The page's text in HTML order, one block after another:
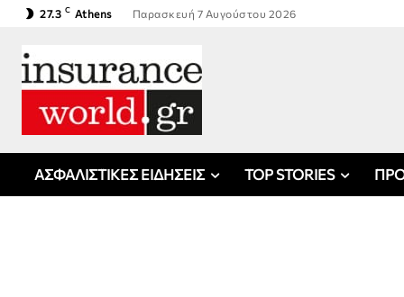
27.3 C Athens Παρασκευή 7 Αυγούστου 2026
ΑΣΦΑΛΙΣΤΙΚΕΣ ΕΙΔΗΣΕΙΣ TOP STORIES